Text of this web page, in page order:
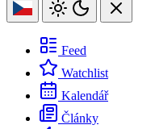
Feed
Watchlist
Kalendář
Články